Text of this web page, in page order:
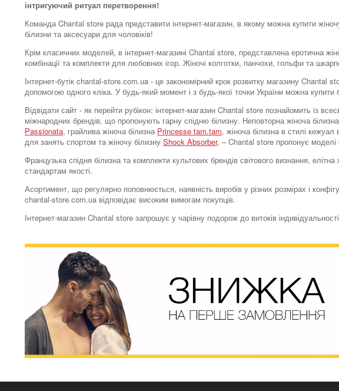
інтригуючий ритуал перетворення!
Команда Chantal store рада представити інтернет-магазин, в якому можна купити
білизни та аксесуари для чоловіків!
Крім класичних моделей, в інтернет-магазині Chantal store, представлена ​​еротична
комбінації та комплекти для любовних ігор. Жіночі колготки, панчохи, гольфи та
Інтернет-бутік chantal-store.com.ua - це закономірний крок розвитку магазину
допомогою одного кліка. У будь-який момент і з будь-якої точки України можна
Відвідати сайт - як перейти рубікон: інтернет-магазин Chantal store познайомить із
міжнародних брендів, що пропонують гарну спідню білизну. Неповторна жіноча білизна
Passionata, грайлива жіноча білизна Princesse tam.tam, жіноча білизна в стилі кежуал
для занять спортом та жіночу білизну Shock Absorber, – Chantal store пропонує
Французька спідня білизна та комплекти культових брендів світового визнання,
стандартам якості.
Асортимент, що регулярно поповнюється, наявність виробів у різних розмірах і
chantal-store.com.ua відповідає високим вимогам покупців.
Інтернет-магазин Chantal store запрошує у чарівну подорож до витоків